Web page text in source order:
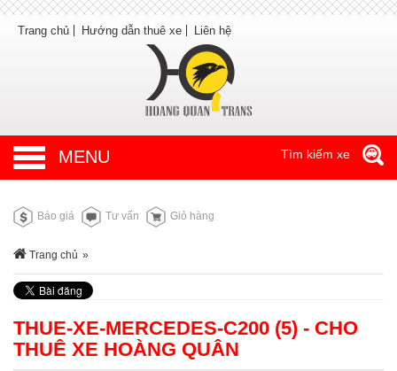
Trang chủ Hướng dẫn thuê xe Liên hệ
MENU Tìm kiếm xe
Báo giá Tư vấn Giỏ hàng
Trang chủ »
THUE-XE-MERCEDES-C200 (5) - CHO
THUÊ XE HOÀNG QUÂN